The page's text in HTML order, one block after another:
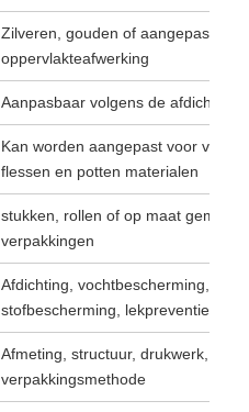
Zilveren, gouden of aangepaste
oppervlakteafwerking
Aanpasbaar volgens de
Kan worden aangepast voor
flessen en potten materialen
stukken, rollen of op maat
verpakkingen
Afdichting, vochtbescherming,
stofbescherming, lekpreventie
Afmeting, structuur, drukwerk,
verpakkingsmethode